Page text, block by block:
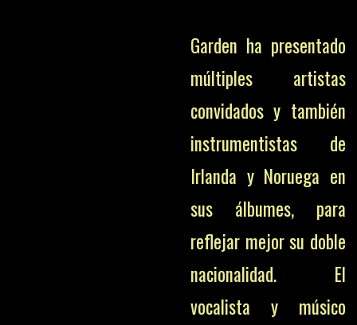
Garden ha presentado
múltiples artistas
convidados y también
instrumentistas de
Irlanda y Noruega en
sus álbumes, para
reflejar mejor su doble
nacionalidad. El
vocalista y músico